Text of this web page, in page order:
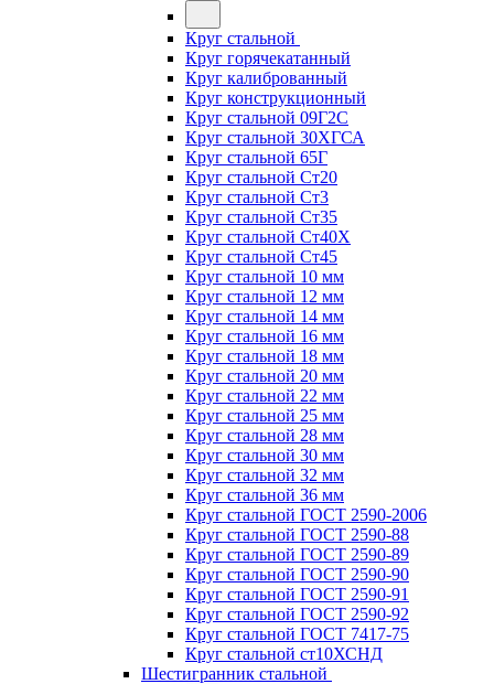
Круг стальной
Круг горячекатанный
Круг калиброванный
Круг конструкционный
Круг стальной 09Г2С
Круг стальной 30ХГСА
Круг стальной 65Г
Круг стальной Ст20
Круг стальной Ст3
Круг стальной Ст35
Круг стальной Ст40Х
Круг стальной Ст45
Круг стальной 10 мм
Круг стальной 12 мм
Круг стальной 14 мм
Круг стальной 16 мм
Круг стальной 18 мм
Круг стальной 20 мм
Круг стальной 22 мм
Круг стальной 25 мм
Круг стальной 28 мм
Круг стальной 30 мм
Круг стальной 32 мм
Круг стальной 36 мм
Круг стальной ГОСТ 2590-2006
Круг стальной ГОСТ 2590-88
Круг стальной ГОСТ 2590-89
Круг стальной ГОСТ 2590-90
Круг стальной ГОСТ 2590-91
Круг стальной ГОСТ 2590-92
Круг стальной ГОСТ 7417-75
Круг стальной ст10ХСНД
Шестигранник стальной